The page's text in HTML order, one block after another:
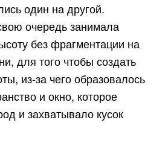
один на другой.
очередь занимала
без фрагментации на
для того чтобы создать
из-за чего образовалось
и окно, которое
и захватывало кусок